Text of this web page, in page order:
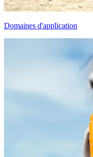
Domaines d'application